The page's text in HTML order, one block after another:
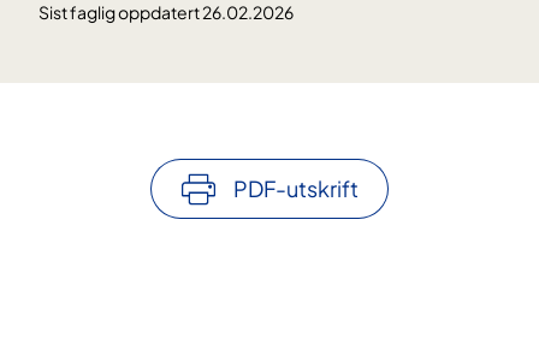
Sist faglig oppdatert 26.02.2026
PDF-utskrift